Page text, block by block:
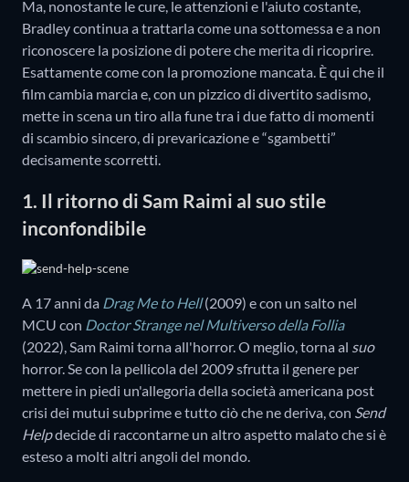
Ma, nonostante le cure, le attenzioni e l'aiuto costante,
Bradley continua a trattarla come una sottomessa e a non
riconoscere la posizione di potere che merita di ricoprire.
Esattamente come con la promozione mancata. È qui che il
film cambia marcia e, con un pizzico di divertito sadismo,
mette in scena un tiro alla fune tra i due fatto di momenti
di scambio sincero, di prevaricazione e “sgambetti”
decisamente scorretti.
1. Il ritorno di Sam Raimi al suo stile
inconfondibile
A 17 anni da Drag Me to Hell(2009) e con un salto nel
MCU con Doctor Strange nel Multiverso della Follia
(2022), Sam Raimi torna all'horror. O meglio, torna al suo
horror. Se con la pellicola del 2009 sfrutta il genere per
mettere in piedi un'allegoria della società americana post
crisi dei mutui subprime e tutto ciò che ne deriva, con Send
Helpdecide di raccontarne un altro aspetto malato che si è
esteso a molti altri angoli del mondo.